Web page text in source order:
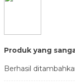
Produk yang
Berhasil